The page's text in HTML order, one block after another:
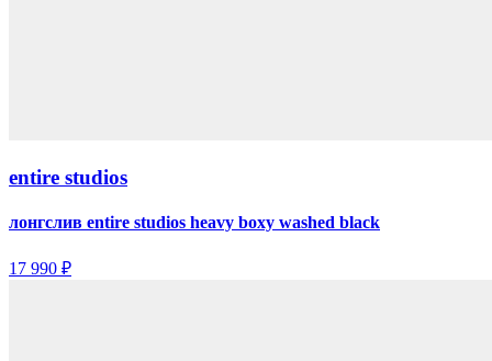
entire studios
лонгслив entire studios heavy boxy washed black
17 990 ₽